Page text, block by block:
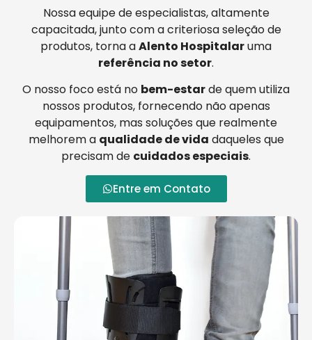
Nossa equipe de especialistas, altamente
capacitada, junto com a criteriosa seleção de
produtos, torna aAlento Hospitalaruma
referência no setor.
O nosso foco está no bem-estarde quem utiliza
nossos produtos, fornecendo não apenas
equipamentos, mas soluções que realmente
melhorem a qualidade de vida daqueles que
precisam de cuidados especiais.
Entre em Contato